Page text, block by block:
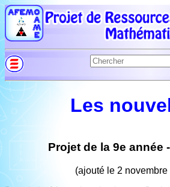
Les
Projet de la 9e année
(ajouté le 2 novembre